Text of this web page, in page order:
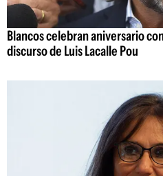
Blancos celebran aniversario
discurso de Luis Lacalle Pou